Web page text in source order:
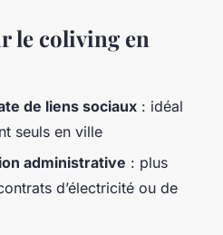
le coliving en
de liens sociaux : idéal
seuls en ville
administrative : plus
d’électricité ou de